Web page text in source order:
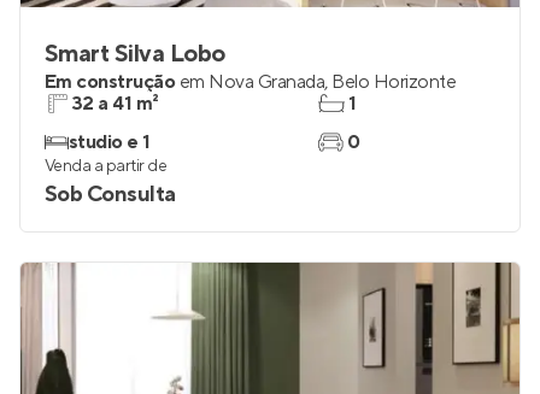
Smart Silva Lobo
Em construção em Nova Granada, Belo Horizonte
32 a 41 m²
studio e 1
1
0
Venda a partir de
Sob Consulta